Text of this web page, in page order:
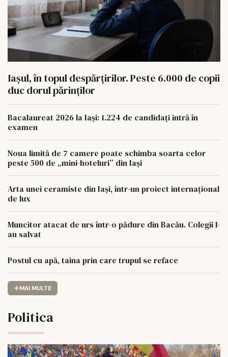
Iașul, în topul despărțirilor. Peste 6.000 de copii
duc dorul părinților
Bacalaureat 2026 la Iași: 1.224 de candidați intră în
examen
Noua limită de 7 camere poate schimba soarta celor
peste 500 de „mini-hoteluri” din Iași
Arta unei ceramiste din Iași, într-un proiect internațional
de lux
Muncitor atacat de urs într-o pădure din Bacău. Colegii l-
au salvat
Postul cu apă, taina prin care trupul se reface
MAI MULTE
Politica